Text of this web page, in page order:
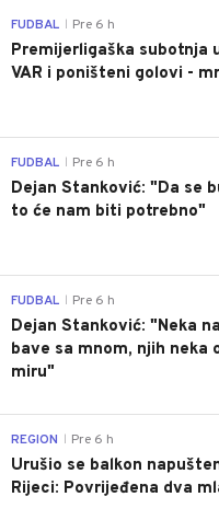
FUDBAL Pre 6 h
Premijerligaška subotnja
VAR i poništeni golovi -
FUDBAL Pre 6 h
Dejan Stanković: "Da se
to će nam biti potrebno"
FUDBAL Pre 6 h
Dejan Stanković: "Neka
bave sa mnom, njih neka
miru"
REGION Pre 6 h
Urušio se balkon
Rijeci: Povrijeđena dva